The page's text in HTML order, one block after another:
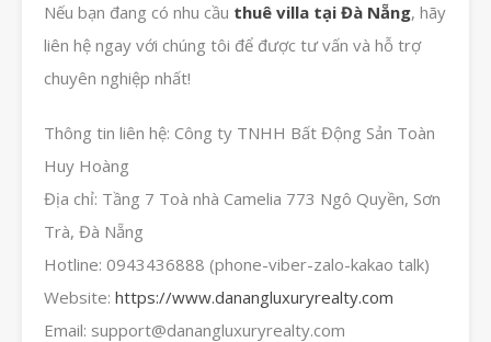
Nếu bạn đang có nhu cầu thuê villa tại Đà Nẵng, hãy
liên hệ ngay với chúng tôi để được tư vấn và hỗ trợ
chuyên nghiệp nhất!
Thông tin liên hệ: Công ty TNHH Bất Động Sản Toàn
Huy Hoàng
Địa chỉ: Tầng 7 Toà nhà Camelia 773 Ngô Quyền, Sơn
Trà, Đà Nẵng
Hotline: 0943436888 (phone-viber-zalo-kakao talk)
Website: https://www.danangluxuryrealty.com
Email: support@danangluxuryrealty.com